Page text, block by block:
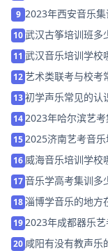
9 2023年西安音乐集
10武汉古筝培训班多
11 武汉音乐培训学校
12艺术类联考与校考
13初学声乐常见的认
14 2023年哈尔滨艺考
15 2025济南艺考音乐
16 威海音乐培训学校
17音乐学高考集训多
18淄博学音乐的地方
19 2023年成都器乐艺
20 咸阳有没有教声乐